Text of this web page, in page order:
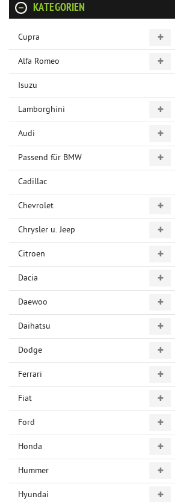
KATEGORIEN
Cupra
Alfa Romeo
Isuzu
Lamborghini
Audi
Passend für BMW
Cadillac
Chevrolet
Chrysler u. Jeep
Citroen
Dacia
Daewoo
Daihatsu
Dodge
Ferrari
Fiat
Ford
Honda
Hummer
Hyundai